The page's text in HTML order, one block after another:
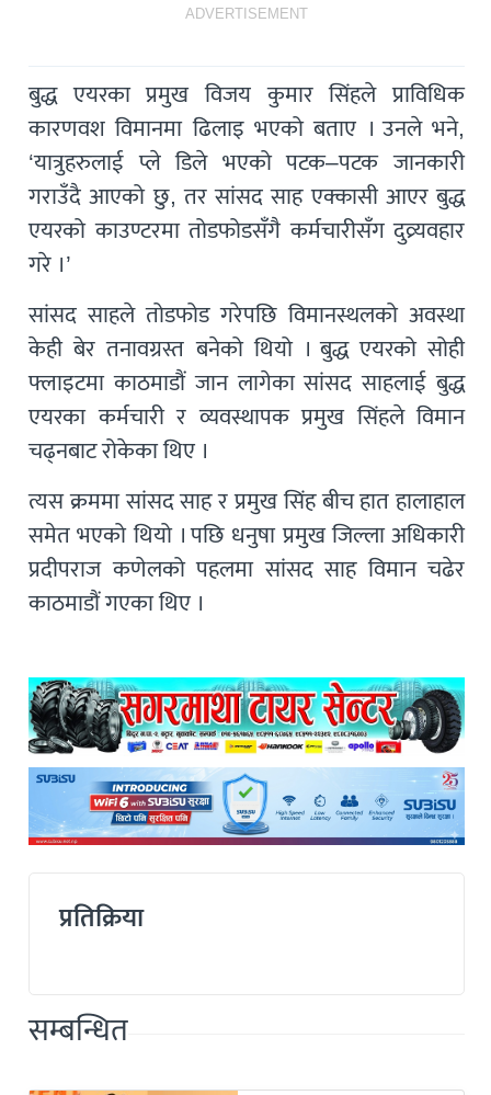
ADVERTISEMENT
बुद्ध एयरका प्रमुख विजय कुमार सिंहले प्राविधिक
कारणवश विमानमा ढिलाइ भएको बताए । उनले भने,
‘यात्रुहरुलाई प्ले डिले भएको पटक–पटक जानकारी
गराउँदै आएको छु, तर सांसद साह एक्कासी आएर बुद्ध
एयरको काउण्टरमा तोडफोडसँगै कर्मचारीसँग दुव्र्यवहार
गरे ।’
सांसद साहले तोडफोड गरेपछि विमानस्थलको अवस्था
केही बेर तनावग्रस्त बनेको थियो । बुद्ध एयरको सोही
फ्लाइटमा काठमाडौं जान लागेका सांसद साहलाई बुद्ध
एयरका कर्मचारी र व्यवस्थापक प्रमुख सिंहले विमान
चढ्नबाट रोकेका थिए ।
त्यस क्रममा सांसद साह र प्रमुख सिंह बीच हात हालाहाल
समेत भएको थियो । पछि धनुषा प्रमुख जिल्ला अधिकारी
प्रदीपराज कणेलको पहलमा सांसद साह विमान चढेर
काठमाडौं गएका थिए ।
प्रतिक्रिया
सम्बन्धित